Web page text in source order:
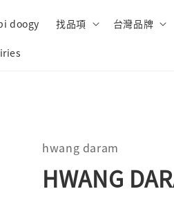
doogy 找品項 台灣品牌
hwang daram
HWANG